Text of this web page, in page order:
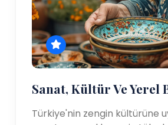
Sanat, Kültür Ve Yerel
Türkiye'nin zengin kültürüne